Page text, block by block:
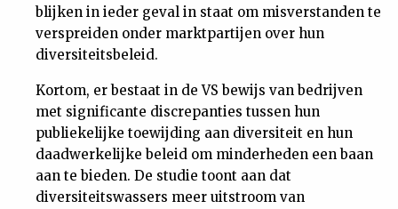
blijken in ieder geval in staat om misverstanden te
verspreiden onder marktpartijen over hun
diversiteitsbeleid.
Kortom, er bestaat in de VS bewijs van bedrijven
met significante discrepanties tussen hun
publiekelijke toewijding aan diversiteit en hun
daadwerkelijke beleid om minderheden een baan
aan te bieden. De studie toont aan dat
diversiteitswassers meer uitstroom van